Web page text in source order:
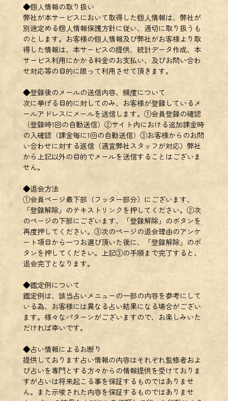
◆個人情報の取り扱い
弊社が本サービスにおいて取得した個人情報は、弊社が
別途定める個人情報保護方針に従い、適切に取り扱うも
のとします。お客様の個人情報及び弊社がお客様より取
得した情報は、本サービスの提供、統計データ作成、本
サービス利用にかかる料金のお支払い、及びお問い合わ
せ対応等の目的に限って利用させて頂きます。
◆登録後のメールの送信内容、頻度について
次に挙げる目的に対してのみ、お客様が登録しているメ
ールアドレスにメールを送信します。①会員登録の確認
（登録時1回の自動送信）②サイト内における追加課金時
の入確認（課金毎に1回の自動送信）③お客様からのお問
い合わせに対する返信（適宜弊社スタッフが対応）弊社
から上記以外の目的でメールを送信することはございま
せん。
◆退会方法
①会員ページ最下部（フッター部分）にございます、
「登録解除」のテキストリンクを押してください。②次
のページの下部にございます、「登録解除」のボタンを
再度押してください。③次のページの退会理由のアンケ
ート項目から一つお選び頂いた後に、「登録解除」のボ
タンを押してください。上記③の手順まで完了すると、
退会完了となります。
◆鑑定例について
鑑定例は、該当占いメニューの一部の内容を参考にして
いる為、お客様には異なる占い結果になる場合がござい
ます。様々なパターンがございますので、お楽しみいた
だければ幸いです。
◆占い情報によるお断り
提供しております占い情報の内容はそれぞれ監修者およ
び占いを専門とする方々からの情報提供を受けておりま
すが占いは将来起こる事を保証するものではありませ
ん。また示唆された内容を保証するものではありませ